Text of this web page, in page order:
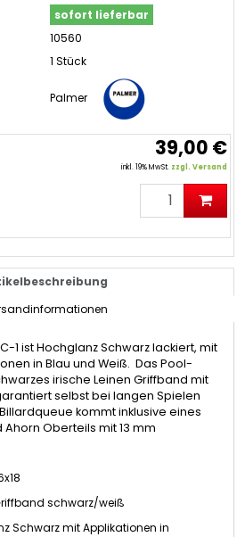
sofort lieferbar
10560
1 Stück
Palmer
39,00 €
inkl. 19% MwSt. zzgl. Versand
1 ist Hochglanz Schwarz lackiert, mit
in Blau und Weiß. Das Pool-
irische Leinen Griffband mit
selbst bei langen Spielen
kommt inklusive eines
Oberteils mit 13 mm
schwarz/weiß
Schwarz mit Applikationen in